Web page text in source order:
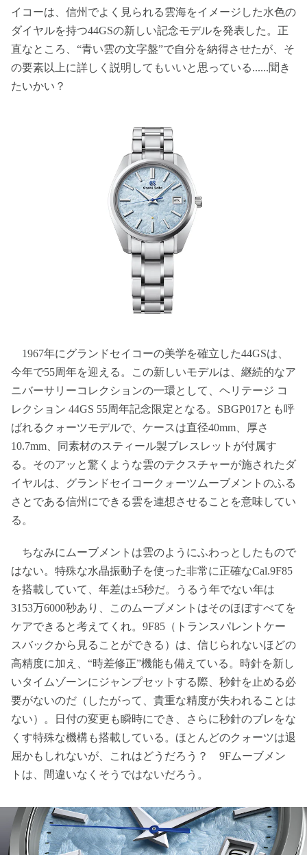
イコーは、信州でよく見られる雲海をイメージした水色の
ダイヤルを持つ44GSの新しい記念モデルを発表した。正
直なところ、“青い雲の文字盤”で自分を納得させたが、そ
の要素以上に詳しく説明してもいいと思っている......聞き
たいかい？
1967年にグランドセイコーの美学を確立した44GSは、
今年で55周年を迎える。この新しいモデルは、継続的なア
ニバーサリーコレクションの一環として、ヘリテージ コ
レクション 44GS 55周年記念限定となる。SBGP017とも呼
ばれるクォーツモデルで、ケースは直径40mm、厚さ
10.7mm、同素材のスティール製ブレスレットが付属す
る。そのアッと驚くような雲のテクスチャーが施されたダ
イヤルは、グランドセイコークォーツムーブメントのふる
さとである信州にできる雲を連想させることを意味してい
る。
ちなみにムーブメントは雲のようにふわっとしたもので
はない。特殊な水晶振動子を使った非常に正確なCal.9F85
を搭載していて、年差は±5秒だ。うるう年でない年は
3153万6000秒あり、このムーブメントはそのほぼすべてを
ケアできると考えてくれ。9F85（トランスパレントケー
スバックから見ることができる）は、信じられないほどの
高精度に加え、“時差修正”機能も備えている。時針を新し
いタイムゾーンにジャンプセットする際、秒針を止める必
要がないのだ（したがって、貴重な精度が失われることは
ない）。日付の変更も瞬時にでき、さらに秒針のブレをな
くす特殊な機構も搭載している。ほとんどのクォーツは退
屈かもしれないが、これはどうだろう？ 9Fムーブメン
トは、間違いなくそうではないだろう。